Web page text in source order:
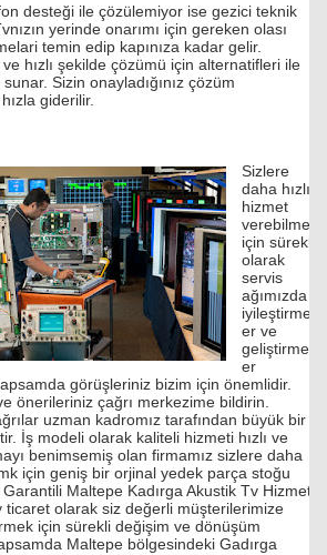
desteği ile çözülemiyor ise gezici teknik
yerinde onarımı için gereken olası
temin edip kapınıza kadar gelir.
hızlı şekilde çözümü için alternatifleri ile
Sizin onayladığınız çözüm
giderilir.
Sizlere
daha hızlı
hizmet
verebilmek
için sürekli
olarak
servis
ağımızda
iyileştirmel
er ve
geliştirmel
er
görüşleriniz bizim için önemlidir.
önerileriniz çağrı merkezime bildirin.
uzman kadromız tarafından büyük bir
İş modeli olarak kaliteli hizmeti hızlı ve
benimsemiş olan firmamız sizlere daha
için geniş bir orjinal yedek parça stoğu
Maltepe Kadırga Akustik Tv Hizmeti
ticaret olarak siz değerli müşterilerimize
için sürekli değişim ve dönüşüm
Maltepe bölgesindeki Gadırga